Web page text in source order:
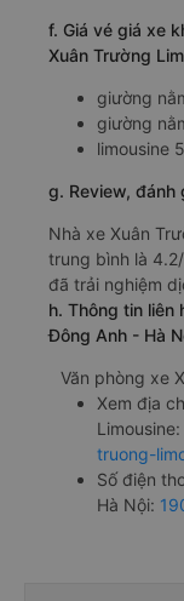
f. Giá vé giá xe
Xuân Trường
giường
giường
limousine
g. Review, đánh
Nhà xe Xuân
trung bình là
đã trải nghiệm
h. Thông tin liên
Đông Anh - Hà
Văn phòng xe
Xem địa
Limousine:
truong-
Số điện
Hà Nội: